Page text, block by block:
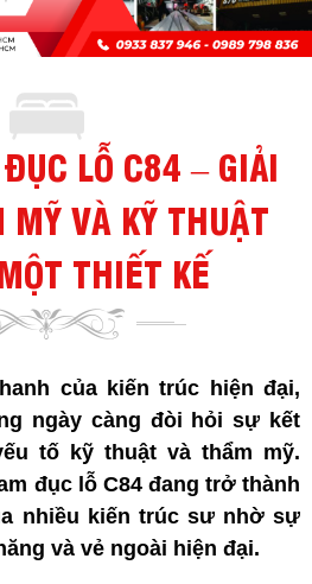
LỖ C84 – GIẢI
VÀ KỸ THUẬT
THIẾT KẾ
của kiến trúc hiện đại,
ngày càng đòi hỏi sự kết
tố kỹ thuật và thẩm mỹ.
đục lỗ C84 đang trở thành
nhiều kiến trúc sư nhờ sự
và vẻ ngoài hiện đại.